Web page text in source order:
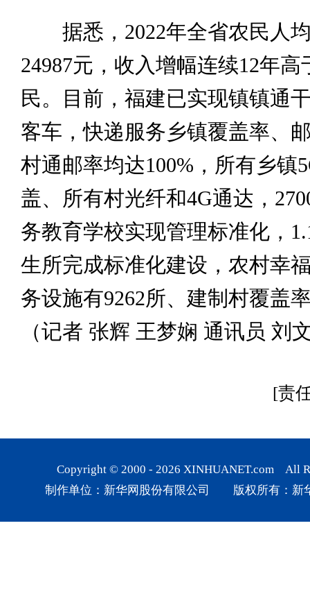
据悉，2022年全省农民人
24987元，收入增幅连续12年高
民。目前，福建已实现镇镇通
客车，快递服务乡镇覆盖率、
村通邮率均达100%，所有乡镇
盖、所有村光纤和4G通达，
务教育学校实现管理标准化，
生所完成标准化建设，农村幸
务设施有9262所、建制村覆盖
（记者 张辉 王梦娴 通讯员 刘
[责
Copyright © 2000 - 2026 XINHUANET.com All
制作单位：新华网股份有限公司 版权所有：新